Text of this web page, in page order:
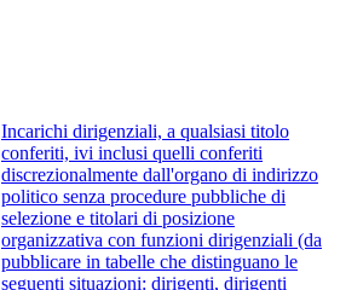
Incarichi dirigenziali, a qualsiasi titolo
conferiti, ivi inclusi quelli conferiti
discrezionalmente dall'organo di indirizzo
politico senza procedure pubbliche di
selezione e titolari di posizione
organizzativa con funzioni dirigenziali (da
pubblicare in tabelle che distinguano le
seguenti situazioni: dirigenti, dirigenti